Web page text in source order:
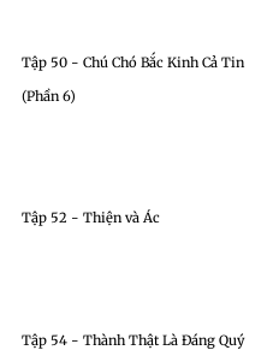
Tập 50 - Chú Chó Bắc Kinh Cả Tin
(Phần 6)
Tập 52 - Thiện và Ác
Tập 54 - Thành Thật Là Đáng Quý